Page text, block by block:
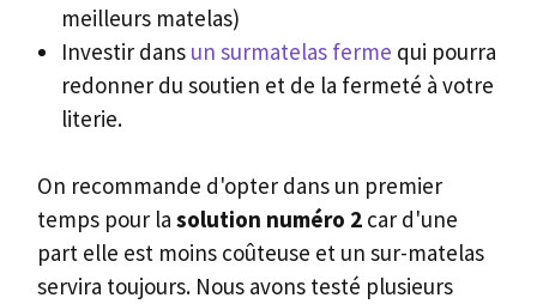
meilleurs matelas)
Investir dans un surmatelas ferme qui pourra
redonner du soutien et de la fermeté à votre
literie.
On recommande d'opter dans un premier
temps pour la solution numéro 2 car d'une
part elle est moins coûteuse et un sur-matelas
servira toujours. Nous avons testé plusieurs